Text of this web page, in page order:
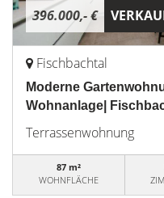
396.000,- €
Fischbachtal
Moderne
Wohnanlage|
Terrassenwohnung
87 m²
WOHNFLÄCHE